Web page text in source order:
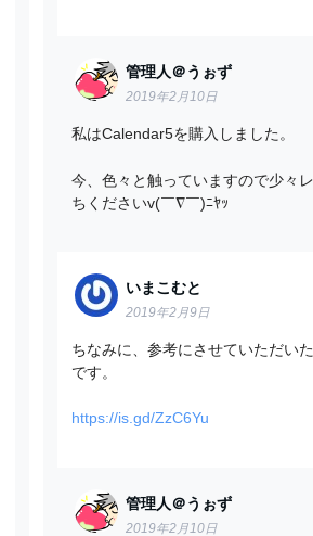
管理人＠うぉず
2019年2月10日
私はCalendar5を購入しました。
今、色々と触っていますので少々
ちくださいv(￣∇￣)ﾆﾔｯ
いまこむと
2019年2月9日
ちなみに、参考にさせていただい
です。
https://is.gd/ZzC6Yu
管理人＠うぉず
2019年2月10日